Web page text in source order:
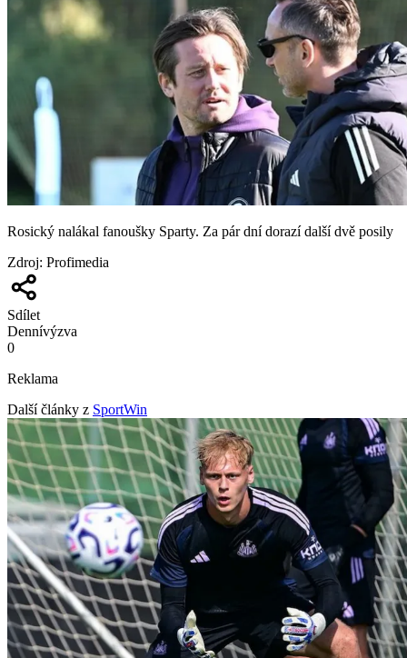
Rosický nalákal fanoušky Sparty. Za pár dní dorazí další dvě posily
Zdroj: Profimedia
Sdílet
Dennívýzva
0
Reklama
Další články z SportWin